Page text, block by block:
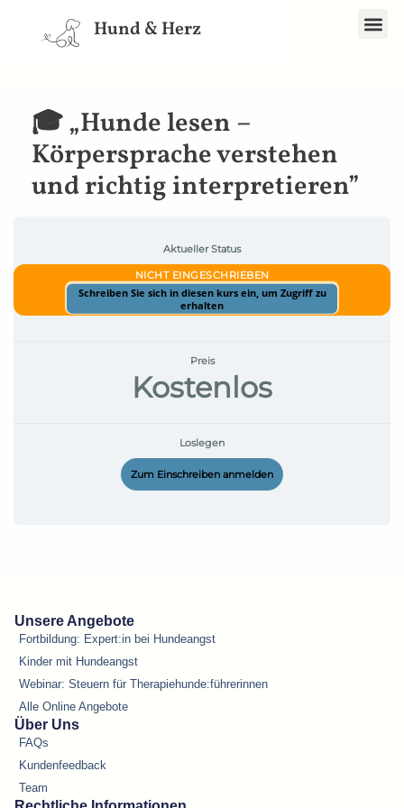
Hund & Herz
🎓 „Hunde lesen –
Körpersprache verstehen
und richtig interpretieren”
Aktueller Status
NICHT EINGESCHRIEBEN
Schreiben Sie sich in diesen kurs ein, um Zugriff zu
erhalten
Preis
Kostenlos
Loslegen
Zum Einschreiben anmelden
Unsere Angebote
Fortbildung: Expert:in bei Hundeangst
Kinder mit Hundeangst
Webinar: Steuern für Therapiehunde:führerinnen
Alle Online Angebote
Über Uns
FAQs
Kundenfeedback
Team